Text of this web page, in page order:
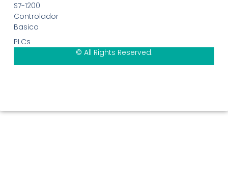
S7-1200
Controlador
Basico
PLCs
© All Rights Reserved.